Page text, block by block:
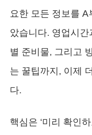
요한 모든 정보를
았습니다. 영업시
별 준비물, 그리고
는 꿀팁까지, 이제
다.
핵심은 ‘미리 확인